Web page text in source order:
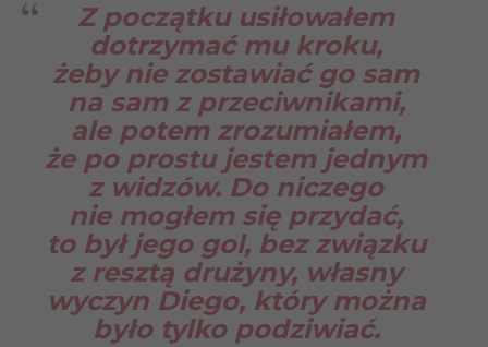
Z początku usiłowałem
dotrzymać mu kroku,
żeby nie zostawiać go sam
na sam z przeciwnikami,
ale potem zrozumiałem,
że po prostu jestem jednym
z widzów. Do niczego
nie mogłem się przydać,
to był jego gol, bez związku
z resztą drużyny, własny
wyczyn Diego, który można
było tylko podziwiać.